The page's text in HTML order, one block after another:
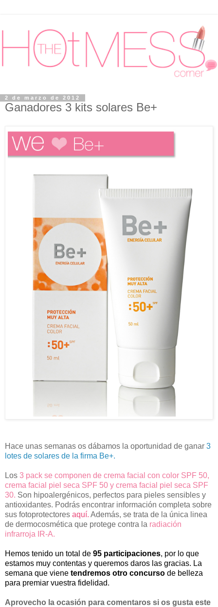
2 de marzo de 2012
Ganadores 3 kits solares Be+
Hace unas semanas os dábamos la oportunidad de ganar 3
lotes de solares de la firma Be+.
Los 3 pack se componen de crema facial con color SPF 50,
crema facial piel seca SPF 50 y crema facial piel seca SPF
30. Son hipoalergénicos, perfectos para pieles sensibles y
antioxidantes. Podrás encontrar información completa sobre
sus fotoprotectores aquí. Además, se trata de la única linea
de dermocosmética que protege contra la radiación
infrarroja IR-A.
Hemos tenido un total de 95 participaciones, por lo que
estamos muy contentas y queremos daros las gracias. La
semana que viene tendremos otro concurso de belleza
para premiar vuestra fidelidad.
Aprovecho la ocasión para comentaros si os gusta este